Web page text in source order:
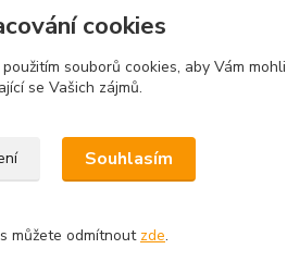
cookies
použitím souborů cookies, aby Vám
se Vašich zájmů.
Souhlasím
můžete odmítnout zde.